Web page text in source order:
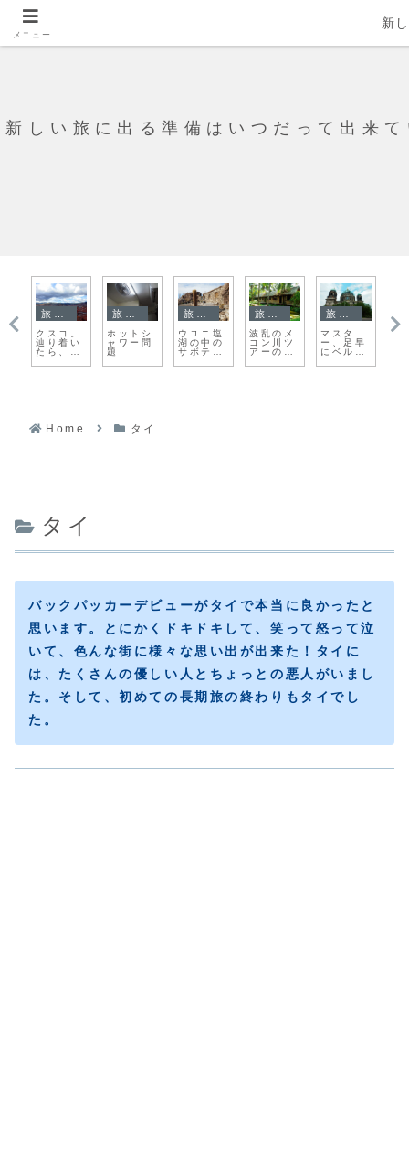
新しい旅に出る準備はいつだって出来
クスコ。
辿り着い
たら、素
敵でしん
どい町だ
ホットシ
ャワー問
題
ウユニ塩
湖の中の
サボテン
島
波乱のメ
コン川ツ
アーの始
まり
マスタ
ー、足早
にベルリ
ンを回る
よ！
ワ
Home タイ
タイ
バックパッカーデビューがタイで本当に良かったと
思います。とにかくドキドキして、笑って怒って泣
いて、色んな街に様々な思い出が出来た！タイに
は、たくさんの優しい人とちょっとの悪人がいまし
た。そして、初めての長期旅の終わりもタイでし
た。
メニュー
新